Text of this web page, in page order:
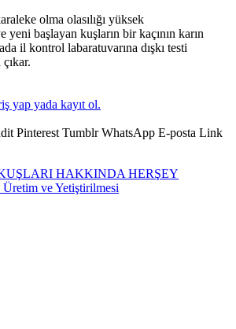
olma olasılığı yüksek
başlayan kuşların bir kaçının karın
il kontrol labaratuvarına dışkı testi
yap yada kayıt ol.
Pinterest Tumblr WhatsApp E-posta Link
HAKKINDA HERŞEY
Üretim ve Yetiştirilmesi